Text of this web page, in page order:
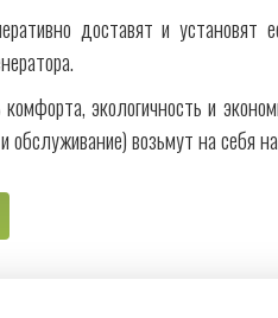
доставят и установят
экологичность и
обслуживание) возьмут на себя